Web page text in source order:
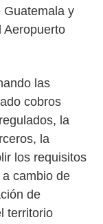
Guatemala y
Aeropuerto
las
cobros
la
la
los requisitos
cambio de
de
territorio